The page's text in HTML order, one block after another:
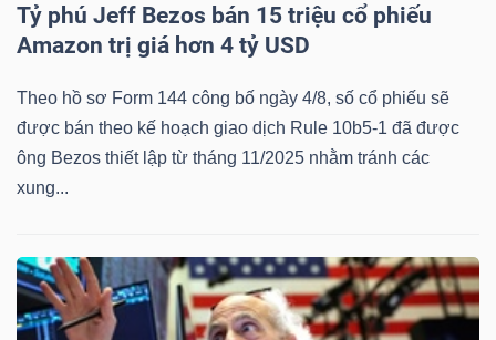
Tỷ phú Jeff Bezos bán 15 triệu cổ phiếu
Amazon trị giá hơn 4 tỷ USD
Theo hồ sơ Form 144 công bố ngày 4/8, số cổ phiếu sẽ
được bán theo kế hoạch giao dịch Rule 10b5-1 đã được
ông Bezos thiết lập từ tháng 11/2025 nhằm tránh các
xung...
Sách
chính
Công
cụ
đầu